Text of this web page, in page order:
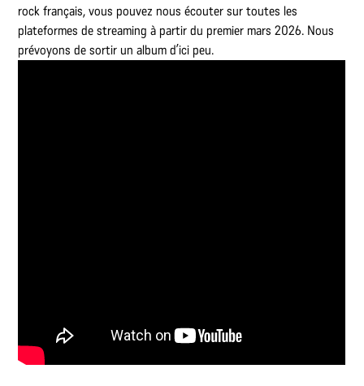
rock français, vous pouvez nous écouter sur toutes les
plateformes de streaming à partir du premier mars 2026. Nous
prévoyons de sortir un album d’ici peu.